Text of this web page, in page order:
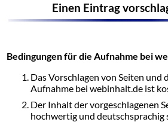
Einen Eintrag
Bedingungen für die Aufnahme bei
Das Vorschlagen von Seiten und
Aufnahme bei webinhalt.de ist
Der Inhalt der vorgeschlagenen
hochwertig und deutschsprachig